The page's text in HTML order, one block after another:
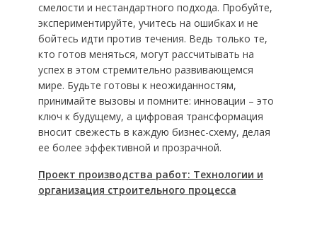
смелости и нестандартного подхода. Пробуйте,
экспериментируйте, учитесь на ошибках и не
бойтесь идти против течения. Ведь только те,
кто готов меняться, могут рассчитывать на
успех в этом стремительно развивающемся
мире. Будьте готовы к неожиданностям,
принимайте вызовы и помните: инновации – это
ключ к будущему, а цифровая трансформация
вносит свежесть в каждую бизнес-схему, делая
ее более эффективной и прозрачной.
Проект производства работ: Технологии и
организация строительного процесса